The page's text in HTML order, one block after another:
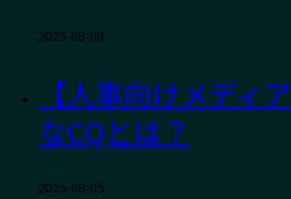
2025-08-08
【人事向けメデ
なCQとは？
2025-08-05